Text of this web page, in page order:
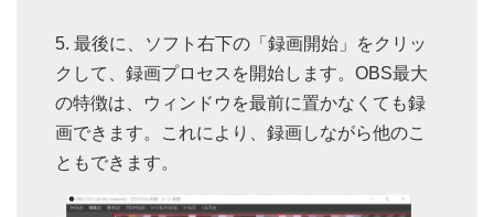
最後に、ソフト右下の「録画開始」をクリッ
クして、録画プロセスを開始します。OBS最大
の特徴は、ウィンドウを最前に置かなくても録
画できます。これにより、録画しながら他のこ
ともできます。